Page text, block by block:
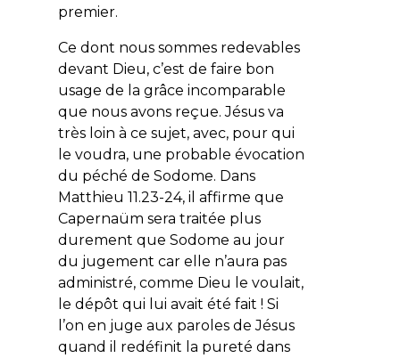
premier.
Ce dont nous sommes redevables
devant Dieu, c’est de faire bon
usage de la grâce incomparable
que nous avons reçue. Jésus va
très loin à ce sujet, avec, pour qui
le voudra, une probable évocation
du péché de Sodome. Dans
Matthieu 11.23-24, il affirme que
Capernaüm sera traitée plus
durement que Sodome au jour
du jugement car elle n’aura pas
administré, comme Dieu le voulait,
le dépôt qui lui avait été fait ! Si
l’on en juge aux paroles de Jésus
quand il redéfinit la pureté dans